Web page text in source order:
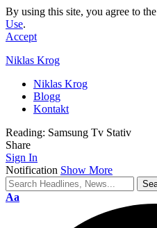
By using this site, you agree to the
Use.
Accept
Niklas Krog
Niklas Krog
Blogg
Kontakt
Reading: Samsung Tv Stativ
Share
Sign In
Notification Show More
Font
Aa